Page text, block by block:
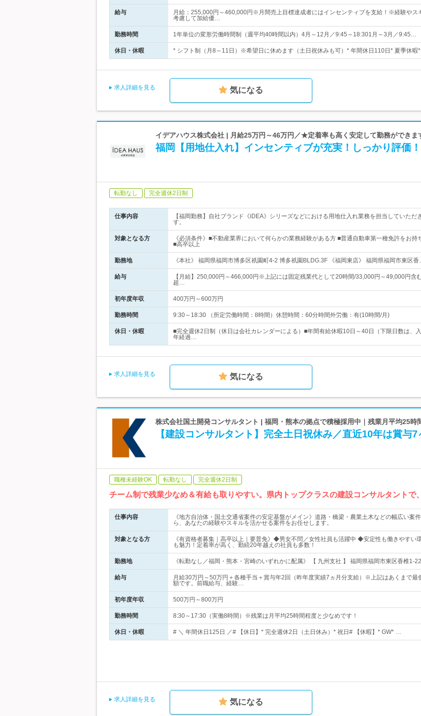
給与
月給：255,000円～460,000円※月間売上目標達成者にはインセンティブを支給！※経験やス
考慮して加給優…
勤務時間 1年単位の変形労働時間制（週平均40時間以内）4月～12月／9:45～18:301月～3月／9:45…
休日・休暇 * シフト制（月8～11日）※希望日に休めます（土日祝休みも可）* 年間休日110日* 夏季休
求人詳細を見る 気になる
イデアハウス株式会社 | 月給25万円～46万円／★定着率も高く安定して勤務ができま
福岡【用地仕入れ】インセンティブが充実！しっかり評価！
転勤なし 完全週休2日制
仕事内容
【福岡勤務】自社ブランド《iDEA》シリーズなどにおける用地仕入れ業務を担当していただ
す。
対象となる方
《必須条件》■不動産業界において何らかの業務経験がある方 ■普通自動車第一種免許をお持
■高卒以上
勤務地 《本社》 福岡県福岡市博多区祇園町4-2 博多祇園BLDG.3F 《福岡東店》 福岡県福岡市東区
給与
【月給】250,000円～466,000円※上記には固定残業代として20時間/33,000円～49,000円含
超…
初年度年収 400万円～600万円
勤務時間 9:30～18:30 （所定労働時間：8時間）休憩時間：60分時間外労働：有(10時間/月)
休日・休暇
■完全週休2日制（休日は会社カレンダーによる）■年間有給休暇10日～40日（下限日数は、
年経過…
求人詳細を見る 気になる
株式会社国土開発コンサルタント | 福岡・熊本の拠点で積極採用中｜残業月平均25時
【建設コンサルタント】完全土日祝休み／直近10年は賞与7
職種未経験OK 転勤なし 完全週休2日制
チーム制で残業少なめ＆有給も取りやすい。県内トップクラスの建設コンサルタントで
仕事内容
《地方自治体・国土交通省案件の安定基盤がメイン》道路・橋梁・農業土木などの幅広い案
ら、あなたの経験やスキルを活かせる案件をお任せします。
対象となる方
《有資格者募集｜高卒以上｜要普免》◆男女不問／女性社員も活躍中 ◆安定性も働きやすい
も魅力！定着率が高く、勤続20年越えの社員も多数！
勤務地 《転勤なし／福岡・熊本・宮崎のいずれかに配属》 【 九州支社 】 福岡県福岡市東区香椎1-
給与
月給30万円～50万円＋各種手当＋賞与年2回（昨年度実績7ヵ月分支給）※上記はあくまで最
額です。前職給与、経験…
初年度年収 500万円～800万円
勤務時間 8:30～17:30（実働8時間）※残業は月平均25時間程度と少なめです！
休日・休暇 # ＼ 年間休日125日 ／# 【休日】* 完全週休2日（土日休み）* 祝日# 【休暇】* GW* …
求人詳細を見る 気になる